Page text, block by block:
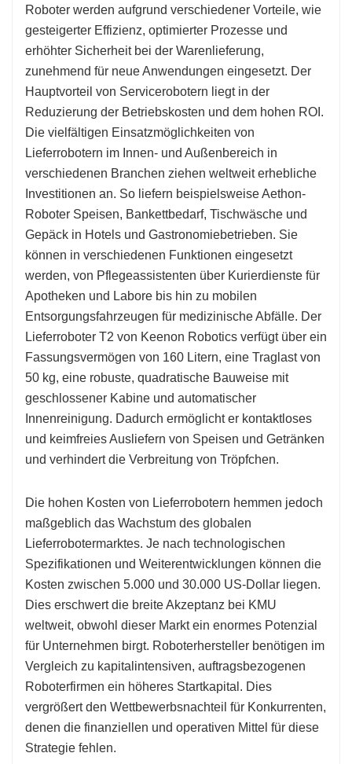
Roboter werden aufgrund verschiedener Vorteile, wie
gesteigerter Effizienz, optimierter Prozesse und
erhöhter Sicherheit bei der Warenlieferung,
zunehmend für neue Anwendungen eingesetzt. Der
Hauptvorteil von Servicerobotern liegt in der
Reduzierung der Betriebskosten und dem hohen ROI.
Die vielfältigen Einsatzmöglichkeiten von
Lieferrobotern im Innen- und Außenbereich in
verschiedenen Branchen ziehen weltweit erhebliche
Investitionen an. So liefern beispielsweise Aethon-
Roboter Speisen, Bankettbedarf, Tischwäsche und
Gepäck in Hotels und Gastronomiebetrieben. Sie
können in verschiedenen Funktionen eingesetzt
werden, von Pflegeassistenten über Kurierdienste für
Apotheken und Labore bis hin zu mobilen
Entsorgungsfahrzeugen für medizinische Abfälle. Der
Lieferroboter T2 von Keenon Robotics verfügt über ein
Fassungsvermögen von 160 Litern, eine Traglast von
50 kg, eine robuste, quadratische Bauweise mit
geschlossener Kabine und automatischer
Innenreinigung. Dadurch ermöglicht er kontaktloses
und keimfreies Ausliefern von Speisen und Getränken
und verhindert die Verbreitung von Tröpfchen.
Die hohen Kosten von Lieferrobotern hemmen jedoch
maßgeblich das Wachstum des globalen
Lieferrobotermarktes. Je nach technologischen
Spezifikationen und Weiterentwicklungen können die
Kosten zwischen 5.000 und 30.000 US-Dollar liegen.
Dies erschwert die breite Akzeptanz bei KMU
weltweit, obwohl dieser Markt ein enormes Potenzial
für Unternehmen birgt. Roboterhersteller benötigen im
Vergleich zu kapitalintensiven, auftragsbezogenen
Roboterfirmen ein höheres Startkapital. Dies
vergrößert den Wettbewerbsnachteil für Konkurrenten,
denen die finanziellen und operativen Mittel für diese
Strategie fehlen.